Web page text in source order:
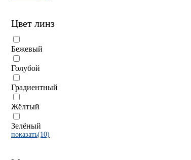
Цвет линз
Бежевый
Голубой
Градиентный
Жёлтый
Зелёный
показать(10)